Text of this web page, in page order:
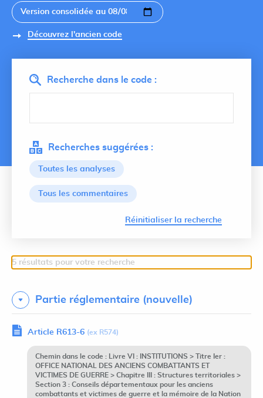
Découvrez l'ancien code
Recherche dans le code :
Recherches suggérées :
Toutes les analyses
Tous les commentaires
Réinitialiser la recherche
5 résultats pour votre recherche
Partie réglementaire (nouvelle)
Article R613-6 (ex R574)
Chemin dans le code : Livre VI : INSTITUTIONS > Titre Ier :
OFFICE NATIONAL DES ANCIENS COMBATTANTS ET
VICTIMES DE GUERRE > Chapitre III : Structures territoriales >
Section 3 : Conseils départementaux pour les anciens
combattants et victimes de guerre et la mémoire de la Nation